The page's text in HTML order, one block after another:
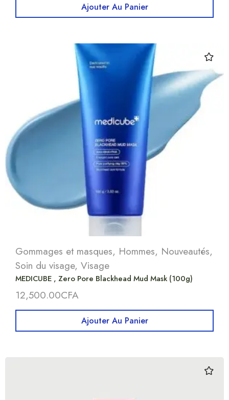
Ajouter Au Panier
Gommages et masques, Hommes, Nouveautés,
Soin du visage, Visage
MEDICUBE , Zero Pore Blackhead Mud Mask (100g)
12,500.00CFA
Ajouter Au Panier